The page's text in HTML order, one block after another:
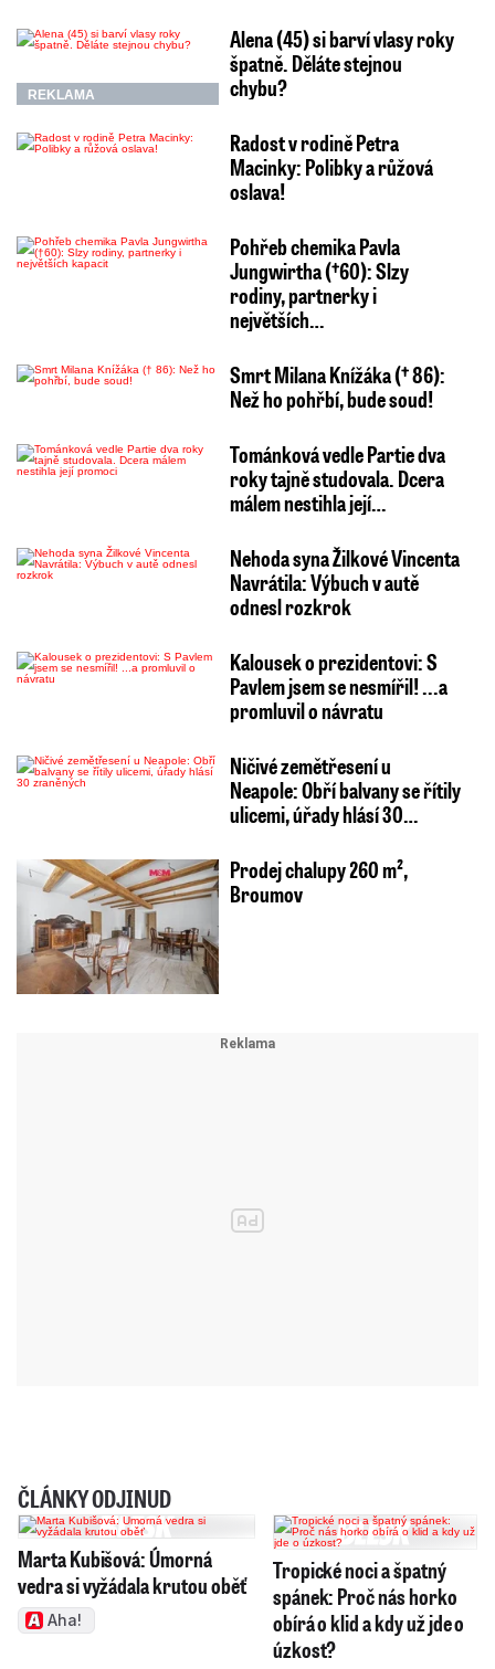
REKLAMA
Alena (45) si barví vlasy roky
špatně. Děláte stejnou
chybu?
Radost v rodině Petra
Macinky: Polibky a růžová
oslava!
Pohřeb chemika Pavla
Jungwirtha (†60): Slzy
rodiny, partnerky i
největších…
Smrt Milana Knížáka († 86):
Než ho pohřbí, bude soud!
Tománková vedle Partie dva
roky tajně studovala. Dcera
málem nestihla její…
Nehoda syna Žilkové Vincenta
Navrátila: Výbuch v autě
odnesl rozkrok
Kalousek o prezidentovi: S
Pavlem jsem se nesmířil! ...a
promluvil o návratu
Ničivé zemětřesení u
Neapole: Obří balvany se řítily
ulicemi, úřady hlásí 30…
Prodej chalupy 260 m²,
Broumov
ČLÁNKY ODJINUD
Marta Kubišová: Úmorná
vedra si vyžádala krutou oběť
Aha!
Tropické noci a špatný
spánek: Proč nás horko
obírá o klid a kdy už jde o
úzkost?